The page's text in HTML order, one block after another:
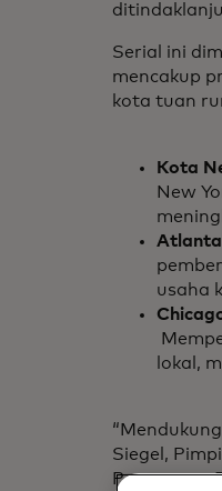
Serial ini
mencakup
kota tuan
Kota
New
usaha
lokal,
Siegel,
Pertemuan